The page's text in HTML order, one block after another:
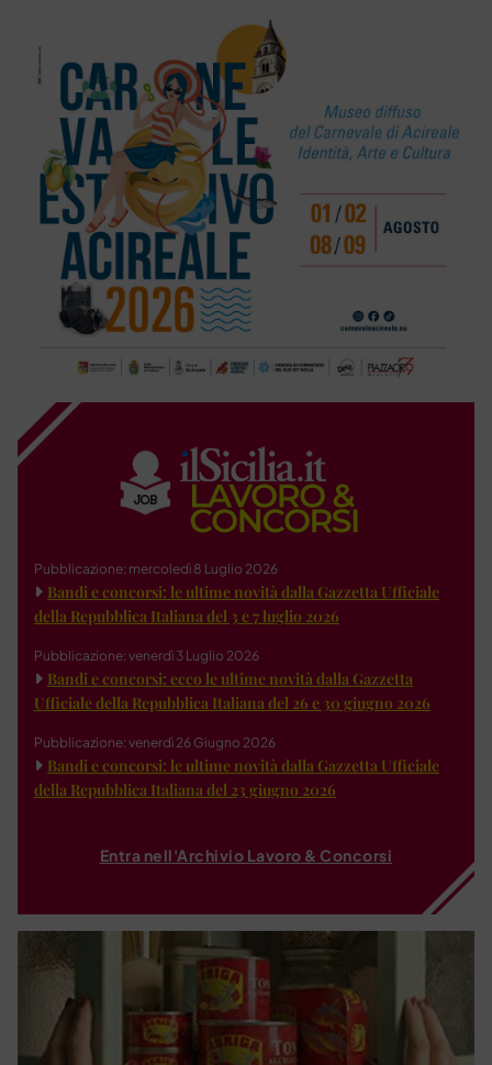
Pubblicazione: mercoledì 8 Luglio 2026
Bandi e concorsi: le ultime novità dalla Gazzetta Ufficiale
della Repubblica Italiana del 3 e 7 luglio 2026
Pubblicazione: venerdì 3 Luglio 2026
Bandi e concorsi: ecco le ultime novità dalla Gazzetta
Ufficiale della Repubblica Italiana del 26 e 30 giugno 2026
Pubblicazione: venerdì 26 Giugno 2026
Bandi e concorsi: le ultime novità dalla Gazzetta Ufficiale
della Repubblica Italiana del 23 giugno 2026
Entra nell'Archivio Lavoro & Concorsi